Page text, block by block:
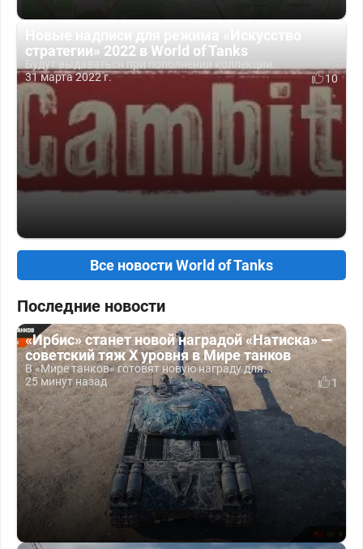
стратегии» 2022 в World of Tanks
Будут выдаваться при пополнении коллекции.
31 марта 2022 г.
10
Все новости World of Tanks
Последние новости
«Ирбис» станет новой наградой «Натиска» —
советский тяж X уровня в Мире танков
В «Мире танков» готовят новую награду для...
25 минут назад
1